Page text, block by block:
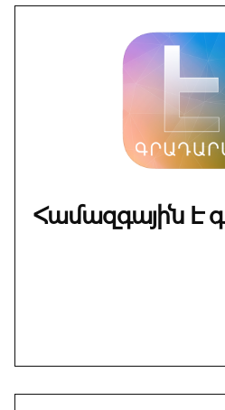
Համազգային Է